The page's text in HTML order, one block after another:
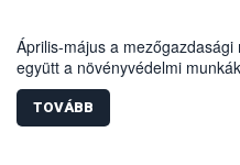
Április-május a mezőgazdasági
együtt a növényvédelmi
ebben az időszakban virágzik
TOVÁBB